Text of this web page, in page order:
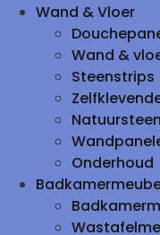
Wand & Vloer
Wand &
Steenstrips
Onderhoud